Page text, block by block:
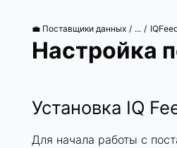
💼 Поставщики данных / ... /
Настройка
Установка IQ
Для начала работы с